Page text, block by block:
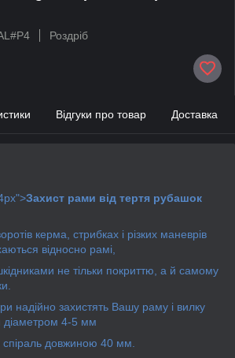
Роздріб
Відгуки про товар Доставка
Захист рами від тертя рубашок
керма, стрибках і різких маневрів
відносно рамі,
не тільки покриттю, а й самому
надійно захистять Вашу раму і вилку
діаметром 4-5 мм
довжиною 40 мм.